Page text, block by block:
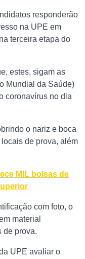
responderão
na UPE em
terceira etapa do
estes, sigam as
Mundial da Saúde)
coronavírus no dia
o nariz e boca
de prova, além
MIL bolsas de
com foto, o
material
de prova.
UPE avaliar o